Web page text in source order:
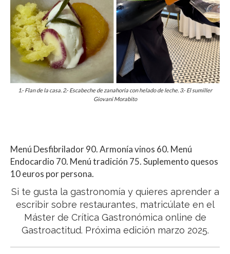
1.- Flan de la casa. 2.- Escabeche de zanahoria con helado de leche. 3.- El sumiller
Giovani Morabito
Menú Desfibrilador 90. Armonía vinos 60. Menú
Endocardio 70. Menú tradición 75.Suplemento quesos
10 euros por persona.
Si te gusta la gastronomía y quieres aprender a
escribir sobre restaurantes, matricúlate en el
Máster de Crítica Gastronómica online de
Gastroactitud. Próxima edición marzo 2025.